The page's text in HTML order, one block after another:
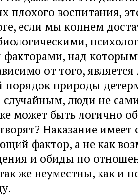
плохого воспитания,
если мы копнем
над
от того,
порядок природы
случайным, люди не
может быть логично
Наказание имеет
фактор, а не как
и обиды по
же неуместны, как и